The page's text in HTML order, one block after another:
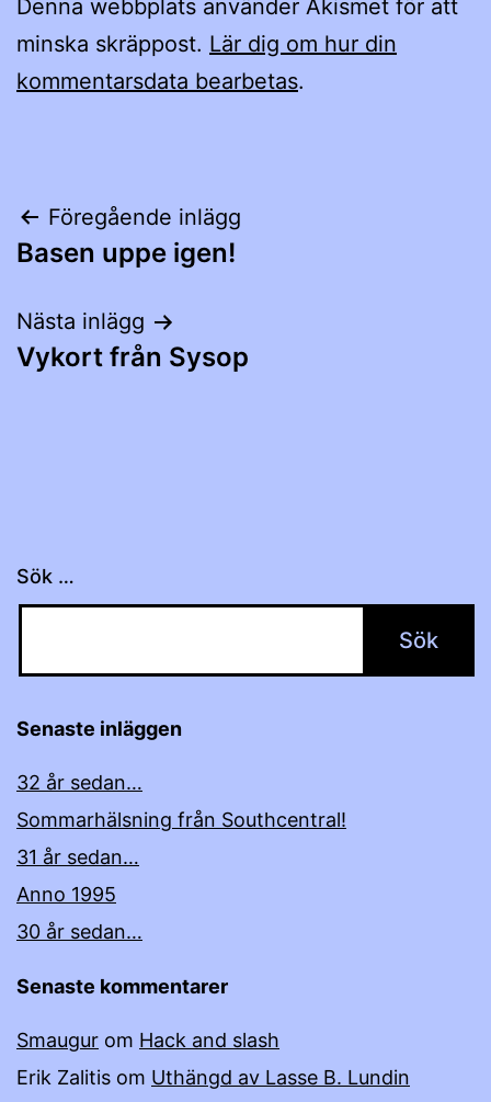
Denna webbplats använder Akismet för att
minska skräppost. Lär dig om hur din
kommentarsdata bearbetas.
Inläggsnavigering
Föregående inlägg
Basen uppe igen!
Nästa inlägg
Vykort från Sysop
Sök …
Senaste inläggen
32 år sedan…
Sommarhälsning från Southcentral!
31 år sedan…
Anno 1995
30 år sedan…
Senaste kommentarer
Smaugur om Hack and slash
Erik Zalitis om Uthängd av Lasse B. Lundin